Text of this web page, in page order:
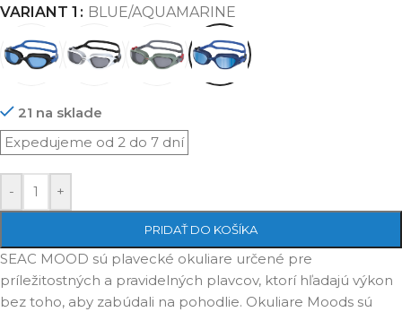
VARIANT 1
BLUE/AQUAMARINE
21 na sklade
- +
PRIDAŤ DO KOŠÍKA
SEAC MOOD sú plavecké okuliare určené pre
príležitostných a pravidelných plavcov, ktorí hľadajú výkon
bez toho, aby zabúdali na pohodlie. Okuliare Moods sú